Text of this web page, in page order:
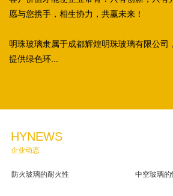
愿与您携手，相生协力，共赢未来！
明珠玻璃隶属于成都辉煌明珠玻璃有限公司
提供绿色环...
HYNEWS
企业动态
防火玻璃的耐火性 中空玻璃的